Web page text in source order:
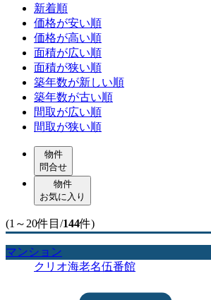
新着順
価格が安い順
価格が高い順
面積が広い順
面積が狭い順
築年数が新しい順
築年数が古い順
間取が広い順
間取が狭い順
物件
問合せ
物件
お気に入り
(1～20件目/144件)
マンション
クリオ海老名伍番館